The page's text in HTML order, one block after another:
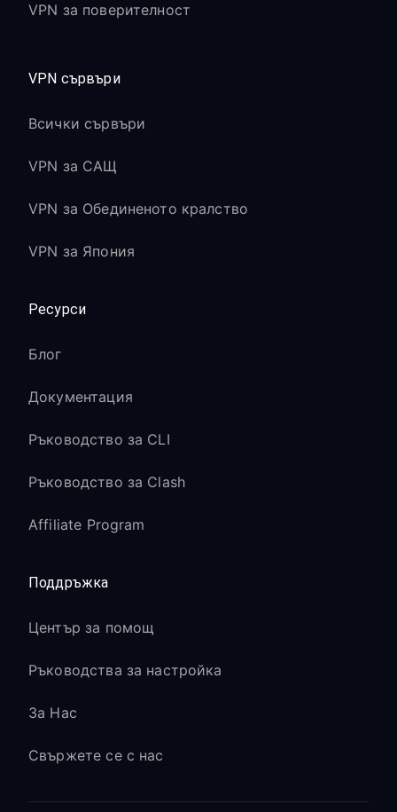
VPN за поверителност
VPN сървъри
Всички сървъри
VPN за САЩ
VPN за Обединеното кралство
VPN за Япония
Ресурси
Блог
Документация
Ръководство за CLI
Ръководство за Clash
Affiliate Program
Поддръжка
Център за помощ
Ръководства за настройка
За Нас
Свържете се с нас